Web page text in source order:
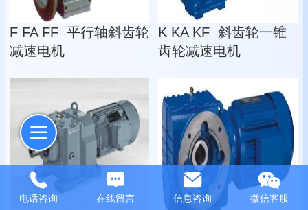
F FA FF 平行轴斜齿轮
减速电机
K KA KF 斜齿轮一锥
齿轮减速电机
电话咨询 在线留言 信息咨询 微信客服